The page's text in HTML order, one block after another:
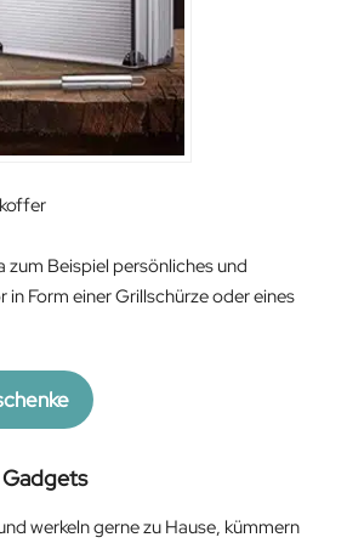
zum Beispiel persönliches und
in Form einer Grillschürze oder eines
Gadgets
werkeln gerne zu Hause, kümmern